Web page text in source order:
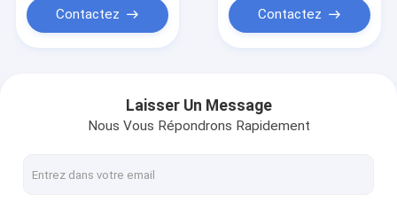
Nouvelles
Demandez une citation
Tapisserie d'ameublement Sofa Fabric
Contactez Contactez
Laisser Un Message
Nous Vous Répondrons Rapidement